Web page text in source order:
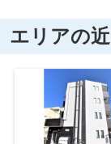
エリアの